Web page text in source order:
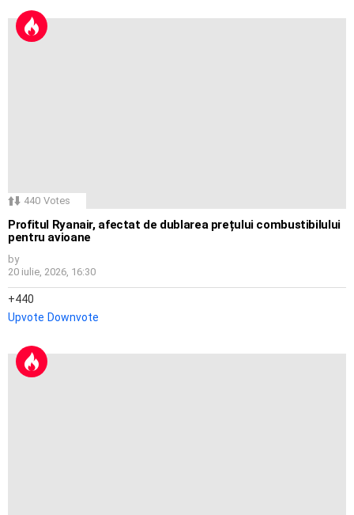
440 Votes
Profitul Ryanair, afectat de dublarea prețului combustibilului
pentru avioane
by
20 iulie, 2026, 16:30
440
Upvote Downvote